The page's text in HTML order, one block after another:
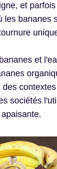
et
bananes
et
sociétés